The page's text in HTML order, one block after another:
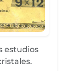
estudios